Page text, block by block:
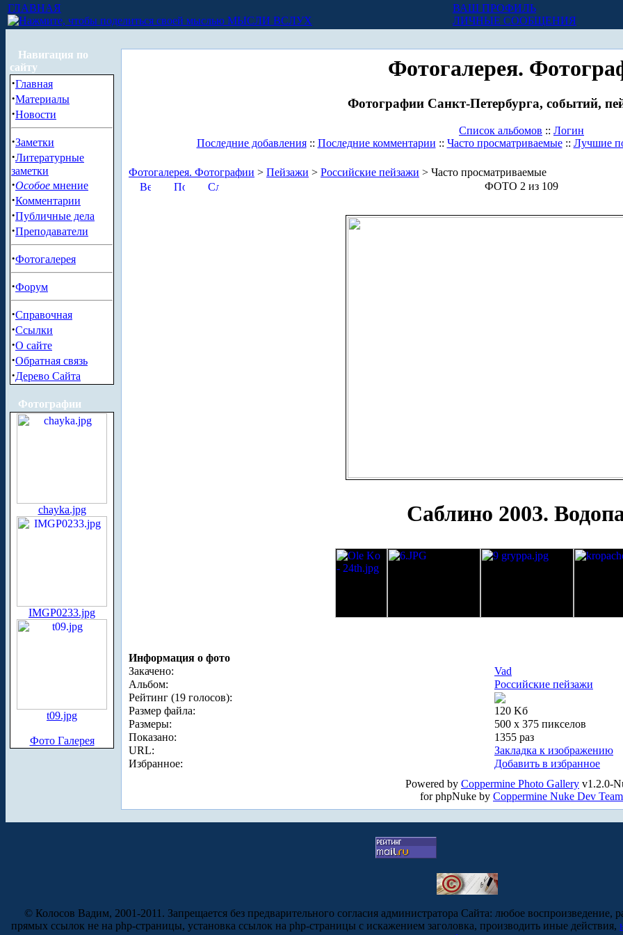
ГЛАВНАЯ
МЫСЛИ ВСЛУХ
ВАШ ПРОФИЛЬ
ЛИЧНЫЕ СООБЩЕНИЯ
Навигация по
сайту
·Главная
·Материалы
·Новости
·Заметки
·Литературные
заметки
·Особое мнение
·Комментарии
·Публичные дела
·Преподаватели
·Фотогалерея
·Форум
·Справочная
·Ссылки
·О сайте
·Обратная связь
·Дерево Сайта
Фотографии
chayka.jpg
IMGP0233.jpg
t09.jpg
Фото Галерея
Фотогалерея.
Фотографии Санкт-Петербурга, событий,
Список альбомов :: Логин
Последние добавления:: Последние комментарии :: Часто просматриваемые:: Лучшие
Фотогалерея. Фотографии > Пейзажи > Российские пейзажи > Часто просматриваемые
ФОТО 2 из 109
Саблино 2003.
Информация о фото
Закачено:
Vad
Альбом:
Российские пейзажи
Рейтинг (19 голосов):
Размер файла:
120 Kб
Размеры:
500 x 375 пикселов
Показано:
1355 раз
URL:
Закладка к изображению
Избранное:
Добавить в избранное
Powered by Coppermine Photo Gallery v1.2.0-
for phpNuke by Coppermine Nuke Dev Team
© Колосов Вадим, 2001-2011. Запрещается без предварительного согласия администратора Сайта: любое воспроизведение,
прямых ссылок не на php-страницы, установка ссылок на php-страницы с искажением заголовка, производить иные действия,